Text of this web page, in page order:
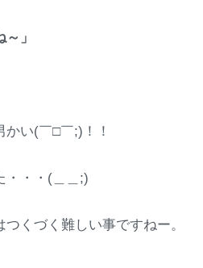
」
い(￣□￣;)！！
・・・(＿＿;)
くづく難しい事ですねー。